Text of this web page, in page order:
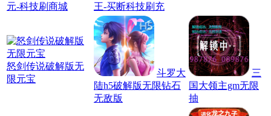
元-科技刷商城
王-买断科技刷充
怒剑传说破解版无
限元宝
斗罗大
陆h5破解版无限钻石
无敌版
三
国大领主gm无限
抽